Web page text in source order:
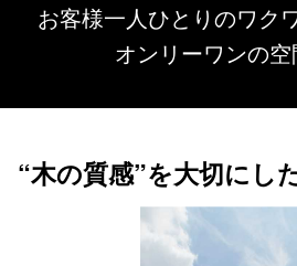
お客様一人ひとりのワク
オンリーワンの空
“木の質感”を大切にし